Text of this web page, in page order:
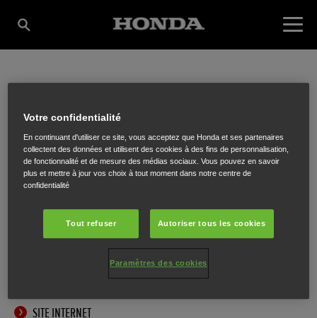
KUMETCO PARK- EN
TUINMACHINES
Brusselsesteenweg 127,Melle, 9090
SITE INTERNET
Votre confidentialité
En continuant d'utiliser ce site, vous acceptez que Honda et ses partenaires
collectent des données et utilisent des cookies à des fins de personnalisation,
de fonctionnalité et de mesure des médias sociaux. Vous pouvez en savoir
plus et mettre à jour vos choix à tout moment dans notre centre de
confidentialité
Tout refuser Autoriser tous les cookies
Paramètres des cookies